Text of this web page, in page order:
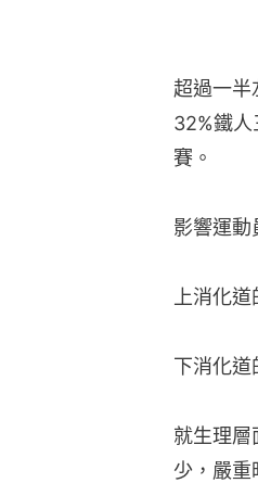
超過一半
32%鐵
賽。
影響運動
上消化
下消化道
就生理層
少，嚴重